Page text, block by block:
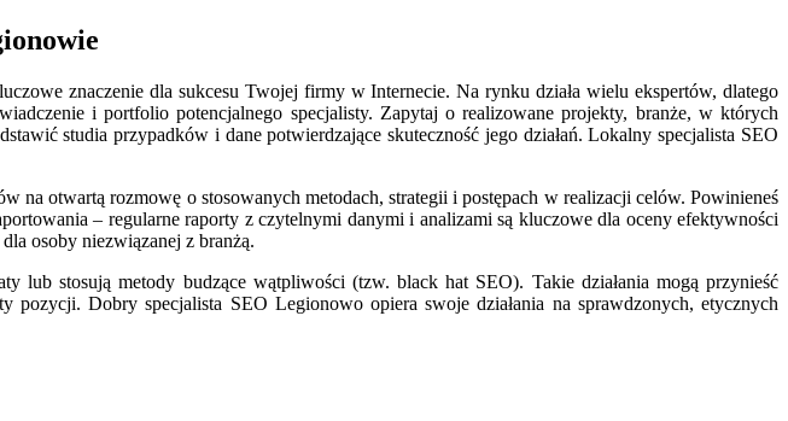
znaczenie dla sukcesu Twojej firmy w Internecie. Na rynku działa wielu ekspertów, dlatego
i portfolio potencjalnego specjalisty. Zapytaj o realizowane projekty, branże, w których
studia przypadków i dane potwierdzające skuteczność jego działań. Lokalny specjalista SEO
na otwartą rozmowę o stosowanych metodach, strategii i postępach w realizacji celów. Powinieneś
– regularne raporty z czytelnymi danymi i analizami są kluczowe dla oceny efektywności
osoby niezwiązanej z branżą.
lub stosują metody budzące wątpliwości (tzw. black hat SEO). Takie działania mogą przynieść
Dobry specjalista SEO Legionowo opiera swoje działania na sprawdzonych, etycznych